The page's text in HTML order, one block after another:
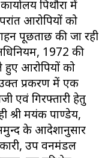
पिथौरा में
आरोपियों को
पूछताछ की जा रही
1972 की
आरोपियों को
उक्त प्रकरण में एक
एवं गिरफ्तारी हेतु
श्री मयंक पाण्डेय,
के आदेशानुसार
उप वनमंडल